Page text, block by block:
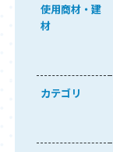
使用商材・建
材
カテゴリ